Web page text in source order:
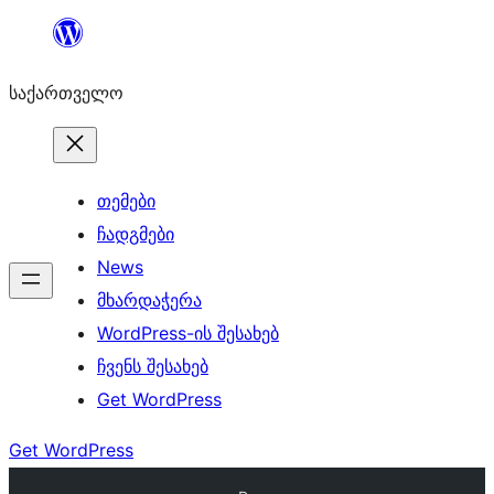
შიგთავსზე
საქართველო
თემები
ჩადგმები
News
მხარდაჭერა
WordPress-ის შესახებ
ჩვენს შესახებ
Get WordPress
Get WordPress